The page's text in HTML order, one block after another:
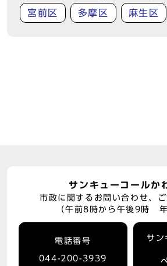
宮前区 多摩区 麻生区
サンキューコールか
市政に関するお問い合わせ、
（午前8時から午後9時 年
電話番号
044-200-3939
サン